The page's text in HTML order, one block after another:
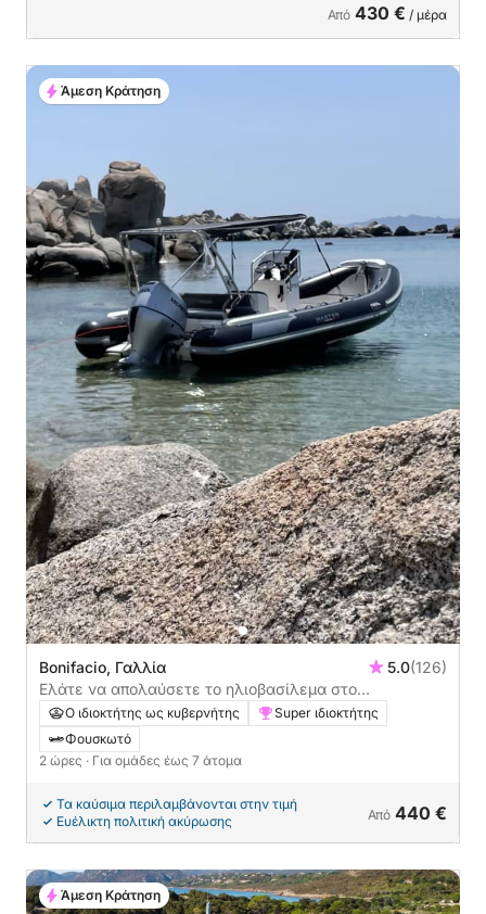
Από 430 € / μέρα
Bonifacio, Γαλλία 5.0(126)
Ελάτε να απολαύσετε το ηλιοβασίλεμα στο
Μπονιφάτσιο
Ο ιδιοκτήτης ως κυβερνήτης
Super ιδιοκτήτης
Φουσκωτό
2 ώρες · Για ομάδες έως 7 άτομα
Τα καύσιμα περιλαμβάνονται στην τιμή
Ευέλικτη πολιτική ακύρωσης
Από 440 €
Άμεση Κράτηση
Άμεση Κράτηση